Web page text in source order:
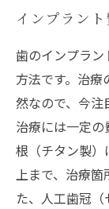
インプラン
歯のインプラン
方法です。治
然なので、今注
治療には一定
根（チタン製
上まで、治療箇
た、人工歯冠